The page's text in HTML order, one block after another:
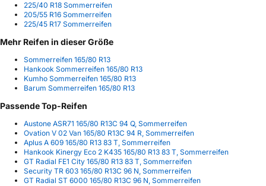
225/40 R18 Sommerreifen
205/55 R16 Sommerreifen
225/45 R17 Sommerreifen
Mehr Reifen in dieser Größe
Sommerreifen 165/80 R13
Hankook Sommerreifen 165/80 R13
Kumho Sommerreifen 165/80 R13
Barum Sommerreifen 165/80 R13
Passende Top-Reifen
Austone ASR71 165/80 R13C 94 Q, Sommerreifen
Ovation V 02 Van 165/80 R13C 94 R, Sommerreifen
Aplus A 609 165/80 R13 83 T, Sommerreifen
Hankook Kinergy Eco 2 K435 165/80 R13 83 T, Sommerreifen
GT Radial FE1 City 165/80 R13 83 T, Sommerreifen
Security TR 603 165/80 R13C 96 N, Sommerreifen
GT Radial ST 6000 165/80 R13C 96 N, Sommerreifen